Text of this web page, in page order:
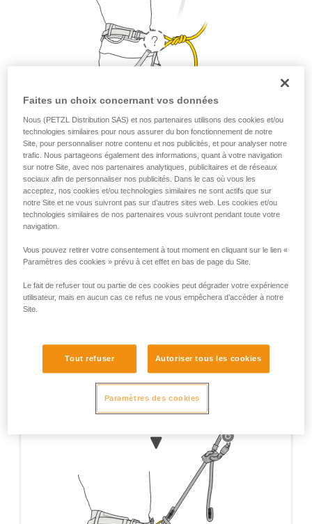
1. Où placer ma longe ?
D’un point de vue sécurité et résistance, la longe peut être
placée sur l’anneau d’assurage ou sur les deux points
d’encordement. Mais pour une question de confort, il est
préférable de placer sa longe sur l’anneau d’assurage.
Petzl recommande de placer sa longe sur l’anneau
d’assurage.
Faites un choix concernant vos données
Nous (PETZL Distribution SAS) et nos partenaires utilisons des cookies et/ou
technologies similaires pour nous assurer du bon fonctionnement de notre
Site, pour personnaliser notre contenu et nos publicités, et pour analyser notre
trafic. Nous partageons également des informations, quant à votre navigation
sur notre Site, avec nos partenaires analytiques, publicitaires et de réseaux
sociaux afin de personnaliser nos publicités. Dans le cas où vous les
acceptez, nos cookies et/ou technologies similaires ne sont actifs que sur
notre Site et ne vous suivront pas sur d’autres sites web. Les cookies et/ou
technologies similaires de nos partenaires vous suivront pendant toute votre
navigation.
Vous pouvez retirer votre consentement à tout moment en cliquant sur le lien «
Paramètres des cookies » prévu à cet effet en bas de page du Site.
Le fait de refuser tout ou partie de ces cookies peut dégrader votre expérience
utilisateur, mais en aucun cas ce refus ne vous empêchera d’accéder à notre
Site.
Tout refuser Autoriser tous les cookies
Paramètres des cookies